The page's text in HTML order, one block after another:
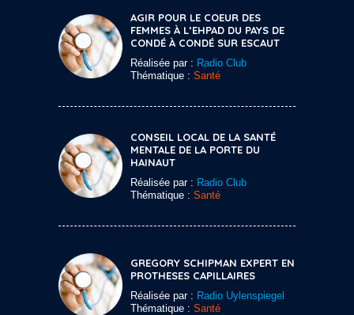
AGIR POUR LE COEUR DES
FEMMES À L’EHPAD DU PAYS DE
CONDÉ À CONDÉ SUR ESCAUT
Réalisée par : Radio Club
Thématique : Santé
CONSEIL LOCAL DE LA SANTÉ
MENTALE DE LA PORTE DU
HAINAUT
Réalisée par : Radio Club
Thématique : Santé
GREGORY SCHIPMAN EXPERT EN
PROTHESES CAPILLAIRES
Réalisée par : Radio Uylenspiegel
Thématique : Santé